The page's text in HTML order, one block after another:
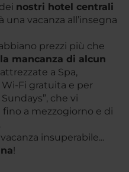
nostri hotel centrali
una vacanza all’insegna
prezzi più che
mancanza di alcun
a Spa,
Fi gratuita e per
Sundays”, che vi
a mezzogiorno e di
insuperabile...
!